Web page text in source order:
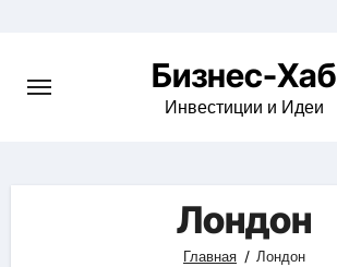
content
Бизнес-Хаб
Инвестиции и Идеи
Лондон
Главная Лондон